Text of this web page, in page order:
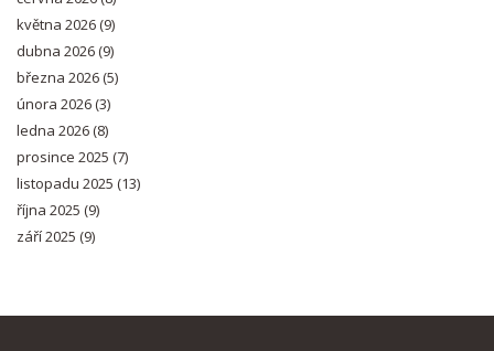
května 2026(9)
dubna 2026(9)
března 2026(5)
února 2026(3)
ledna 2026(8)
prosince 2025 (7)
listopadu 2025 (13)
října 2025 (9)
září 2025 (9)